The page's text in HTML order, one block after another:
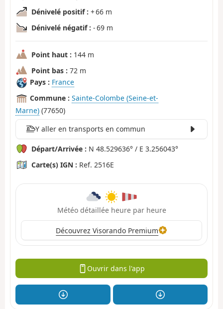
Dénivelé positif : + 66 m
Dénivelé négatif : - 69 m
Point haut : 144 m
Point bas : 72 m
Pays : France
Commune : Sainte-Colombe (Seine-et-
Marne) (77650)
Y aller en transports en commun
Départ/Arrivée : N 48.529636° / E 3.256043°
Carte(s) IGN : Ref. 2516E
Météo détaillée heure par heure
Découvrez Visorando Premium
Ouvrir dans l'app